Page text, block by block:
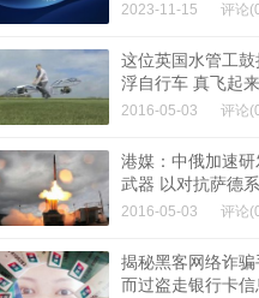
2023-11-15 评论
这位英国水管工
浮自行车 真飞起
2016-05-03 评论
港媒：中俄加速
武器 以对抗萨德
2016-05-03 评论
揭秘黑客网络诈
而过盗走银行卡信